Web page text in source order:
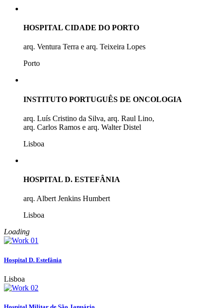
HOSPITAL CIDADE DO PORTO
arq. Ventura Terra e arq. Teixeira Lopes
Porto
INSTITUTO PORTUGUÊS DE ONCOLOGIA
arq. Luís Cristino da Silva, arq. Raul Lino,
arq. Carlos Ramos e arq. Walter Distel
Lisboa
HOSPITAL D. ESTEFÂNIA
arq. Albert Jenkins Humbert
Lisboa
Loading
Hospital D. Estefânia
Lisboa